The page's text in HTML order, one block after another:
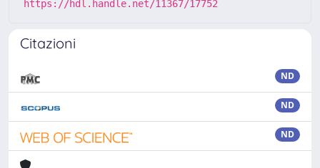
https://hdl.handle.net/11367/17752
Citazioni
ND
ND
ND